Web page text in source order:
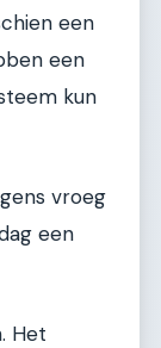
een
een
kun
vroeg
een
Het